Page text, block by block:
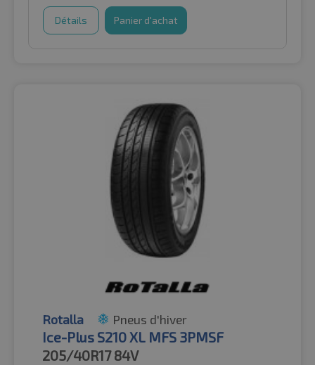
Détails Panier d'achat
Rotalla Pneus d'hiver
Ice-Plus S210 XL MFS 3PMSF
205/40R17 84V